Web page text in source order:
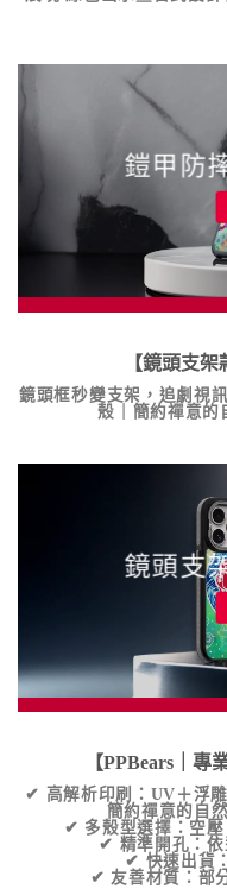
鎧甲防
【鏡頭支
鏡頭框秒變支架，追劇視
殼｜簡約禪意的
鏡頭支
【PPBears｜專
✔ 高解析印刷 ：UV＋浮
簡約禪意的自
✔ 多殼型選擇 ：空
✔ 精準開孔 ：
✔ 快速出貨
✔ 友善材質 ：部